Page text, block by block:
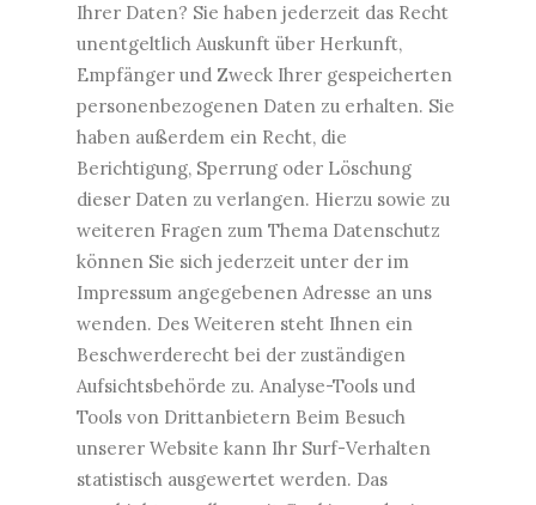
Ihrer Daten? Sie haben jederzeit das Recht
unentgeltlich Auskunft über Herkunft,
Empfänger und Zweck Ihrer gespeicherten
personenbezogenen Daten zu erhalten. Sie
haben außerdem ein Recht, die
Berichtigung, Sperrung oder Löschung
dieser Daten zu verlangen. Hierzu sowie zu
weiteren Fragen zum Thema Datenschutz
können Sie sich jederzeit unter der im
Impressum angegebenen Adresse an uns
wenden. Des Weiteren steht Ihnen ein
Beschwerderecht bei der zuständigen
Aufsichtsbehörde zu. Analyse-Tools und
Tools von Drittanbietern Beim Besuch
unserer Website kann Ihr Surf-Verhalten
statistisch ausgewertet werden. Das